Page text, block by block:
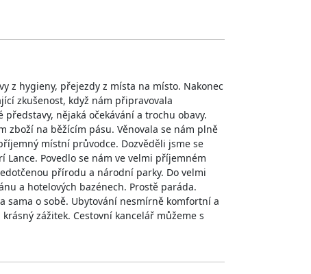
z hygieny, přejezdy z místa na místo. Nakonec
zkušenost, když nám připravovala
nějaká očekávání a trochu obavy.
na běžícím pásu. Věnovala se nám plně
místní průvodce. Dozvěděli jsme se
Povedlo se nám ve velmi příjemném
přírodu a národní parky. Do velmi
a hotelových bazénech. Prostě paráda.
o sobě. Ubytování nesmírně komfortní a
zážitek. Cestovní kancelář můžeme s